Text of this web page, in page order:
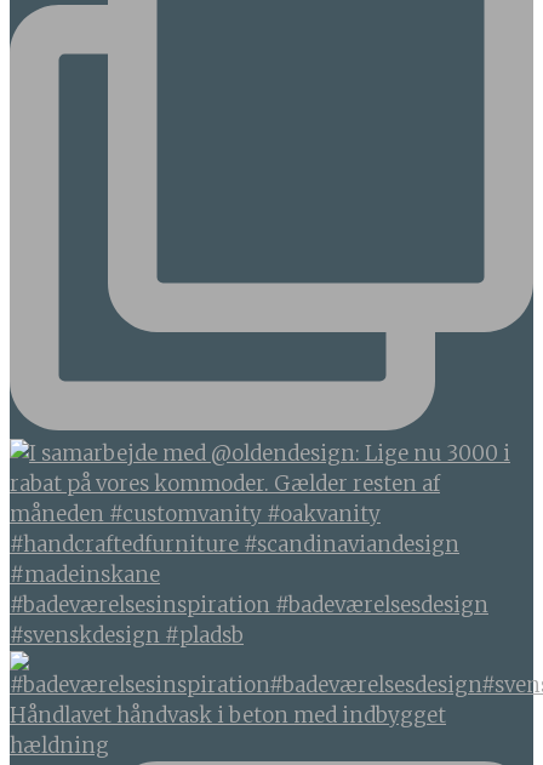
#badeværelsesinspiration #badeværelsesdesign
#svenskdesign #pladsb
Håndlavet håndvask i beton med indbygget
hældning